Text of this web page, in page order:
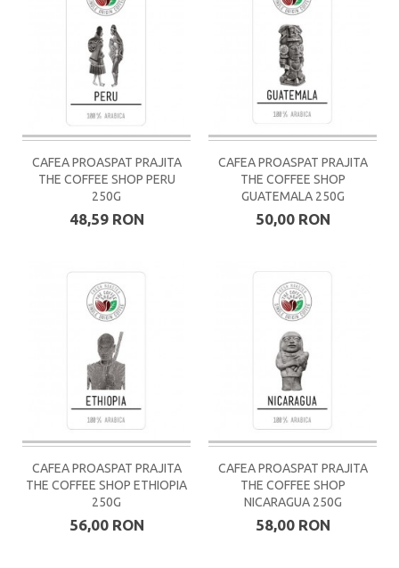
CAFEA PROASPAT PRAJITA
THE COFFEE SHOP PERU
250G
48,59 RON
CAFEA PROASPAT PRAJITA
THE COFFEE SHOP
GUATEMALA 250G
50,00 RON
CAFEA PROASPAT PRAJITA
THE COFFEE SHOP ETHIOPIA
250G
56,00 RON
CAFEA PROASPAT PRAJITA
THE COFFEE SHOP
NICARAGUA 250G
58,00 RON